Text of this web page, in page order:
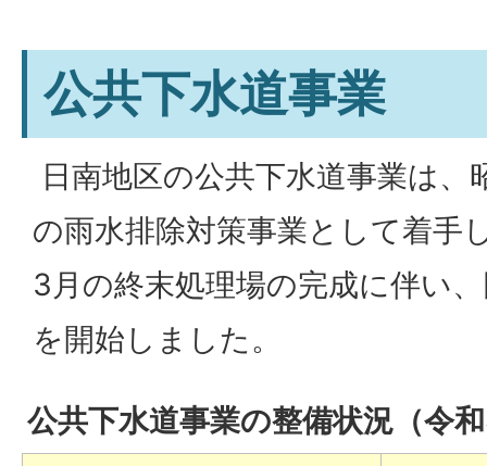
公共下水道事業
日南地区の公共下水道事業は
の雨水排除対策事業として着手
3月の終末処理場の完成に伴い
を開始しました。
公共下水道事業の整備状況（令